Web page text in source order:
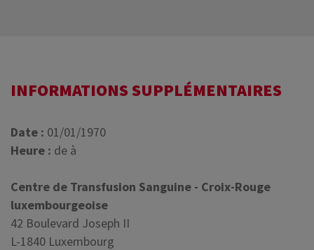
INFORMATIONS SUPPLÉMENTAIRES
Date : 01/01/1970
Heure : de à
Centre de Transfusion Sanguine - Croix-Rouge
luxembourgeoise
42 Boulevard Joseph II
L-1840 Luxembourg